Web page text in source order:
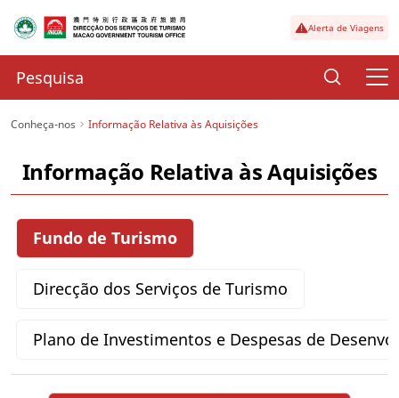
Alerta de Viagens
Conheça-nos Informação Relativa às Aquisições
Informação Relativa às Aquisições
Fundo de Turismo
Direcção dos Serviços de Turismo
Plano de Investimentos e Despesas de